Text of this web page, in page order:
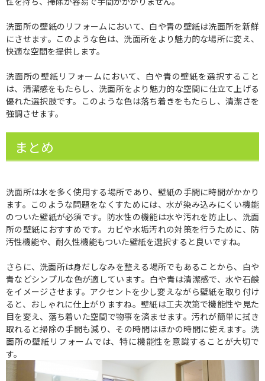
洗面所の壁紙のリフォームにおいて、白や青の壁紙は洗面所を新鮮
にさせます。このような色は、洗面所をより魅力的な場所に変え、
快適な空間を提供します。
洗面所の壁紙リフォームにおいて、白や青の壁紙を選択すること
は、清潔感をもたらし、洗面所をより魅力的な空間に仕立て上げる
優れた選択肢です。このような色は落ち着きをもたらし、清潔さを
強調させます。
まとめ
洗面所は水を多く使用する場所であり、壁紙の手間に時間がかかり
ます。このような問題をなくすためには、水が染み込みにくい機能
のついた壁紙が必須です。防水性の機能は水や汚れを防止し、洗面
所の壁紙におすすめです。カビや水垢汚れの対策を行うために、防
汚性機能や、耐久性機能もついた壁紙を選択すると良いですね。
さらに、洗面所は身だしなみを整える場所でもあることから、白や
青などシンプルな色が適しています。白や青は清潔感で、水や石鹸
をイメージさせます。アクセントを少し変えながら壁紙を取り付け
ると、おしゃれに仕上がりますね。壁紙は工夫次第で機能性や見た
目を変え、落ち着いた空間で物事を済ませます。汚れが簡単に拭き
取れると掃除の手間も減り、その時間はほかの時間に使えます。洗
面所の壁紙リフォームでは、特に機能性を意識することが大切で
す。